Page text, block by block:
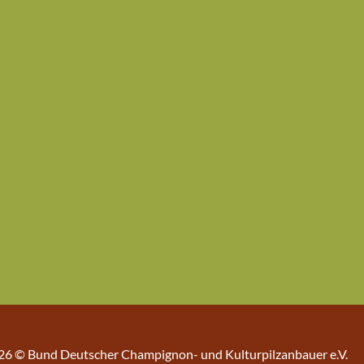
© Bund Deutscher Champignon- und Kulturpilzanbauer e.V.